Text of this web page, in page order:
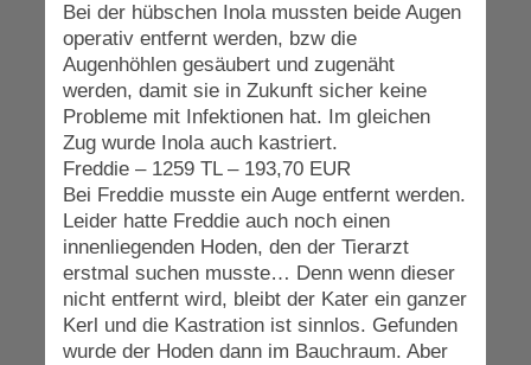
Bei der hübschen Inola mussten beide Augen
operativ entfernt werden, bzw die
Augenhöhlen gesäubert und zugenäht
werden, damit sie in Zukunft sicher keine
Probleme mit Infektionen hat. Im gleichen
Zug wurde Inola auch kastriert.
Freddie – 1259 TL – 193,70 EUR
Bei Freddie musste ein Auge entfernt werden.
Leider hatte Freddie auch noch einen
innenliegenden Hoden, den der Tierarzt
erstmal suchen musste… Denn wenn dieser
nicht entfernt wird, bleibt der Kater ein ganzer
Kerl und die Kastration ist sinnlos. Gefunden
wurde der Hoden dann im Bauchraum. Aber